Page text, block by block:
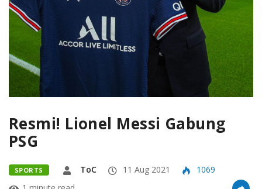
Resmi! Lionel Messi Gabung
PSG
SPORTS ToC 11 Aug 2021
1069